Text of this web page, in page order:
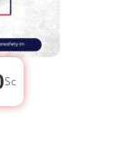
Sc